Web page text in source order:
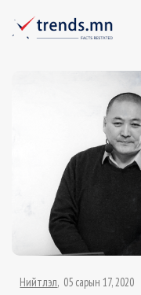
Нийтлэл 05 сарын 17, 2020